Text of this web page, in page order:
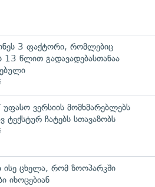
3 ფაქტორი, რომლებიც
13 წლით გადავადებასთანაა
ვერსიის მომხმარებლებს
ტექსტურ ჩატებს სთავაზობს
ისე ცხელა, რომ ზოოპარკში
იხოცებიან